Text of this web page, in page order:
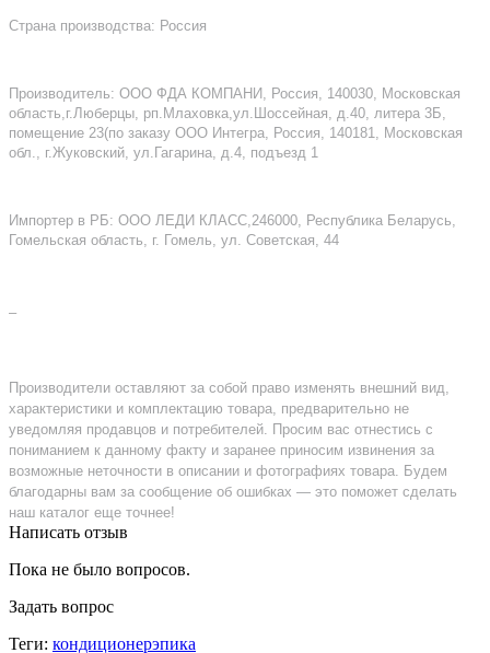
Страна производства: Россия
Производитель: ООО ФДА КОМПАНИ, Россия, 140030, Московская
область,г.Люберцы, рп.Млаховка,ул.Шоссейная, д.40, литера 3Б,
помещение 23(по заказу ООО Интегра, Россия, 140181, Московская
обл., г.Жуковский, ул.Гагарина, д.4, подъезд 1
Импортер в РБ: ООО ЛЕДИ КЛАСС,246000, Республика Беларусь,
Гомельская область, г. Гомель, ул. Советская, 44
–
Производители оставляют за собой право изменять внешний вид,
характеристики и комплектацию товара, предварительно не
уведомляя продавцов и потребителей. Просим вас отнестись с
пониманием к данному факту и заранее приносим извинения за
возможные неточности в описании и фотографиях товара. Будем
благодарны вам за сообщение об ошибках — это поможет сделать
наш каталог еще точнее!
Написать отзыв
Пока не было вопросов.
Задать вопрос
Теги: кондиционерэпика